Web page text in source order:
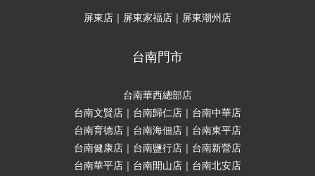
屏東店｜屏東家福店｜屏東潮州店
台南門市
台南華西總部店
台南文賢店｜台南歸仁店｜台南中華店
台南育德店｜台南海佃店｜台南東平店
台南健康店｜台南鹽行店｜台南新營店
台南華平店｜台南開山店｜台南北安店